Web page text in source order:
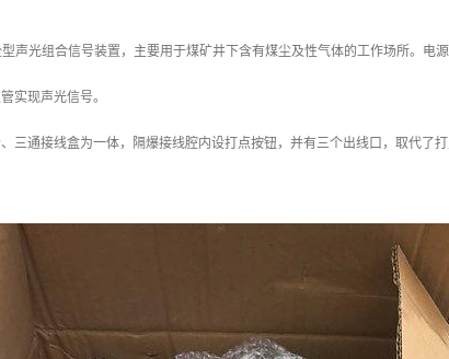
声光组合信号装置，主要用于煤矿井下含有煤尘及性气体的工作场所。电
实现声光信号。
三通接线盒为一体，隔爆接线腔内设打点按钮，并有三个出线口，取代了